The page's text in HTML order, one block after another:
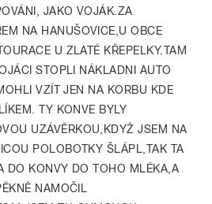
JAKO VOJÁK.ZA
NA HANUŠOVICE,U OBCE
U ZLATÉ KŘEPELKY.TAM
STOPLI NÁKLADNI AUTO
VZÍT JEN NA KORBU KDE
TY KONVE BYLY
UZÁVĚRKOU,KDYŽ JSEM NA
POLOBOTKY ŠLÁPL,TAK TA
DO KONVY DO TOHO MLÉKA,A
NAMOČIL